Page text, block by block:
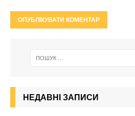
НЕДАВНІ ЗАПИСИ